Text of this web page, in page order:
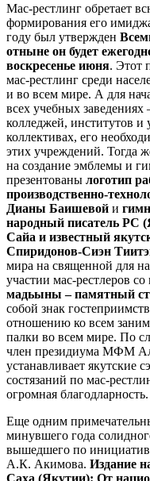
Мас-рестлинг обретает
формирования его
году был утвержден
отныне он будет
воскресенье июня. Этот
мас-рестлинг среди
и во всем мире. А для
всех учебных заведениях
колледжей, институтов и
коллективах, его
этих учреждений. Тогда
на создание эмблемы и
презентованы логотип
производственно-
Дианы Баишевой и
народный писатель РС
Сайа и известный
Спиридонов-Сиэн
мира на священной для
участии мас-рестлеров
мадьыны – памятный
собой знак
отношению ко всем
палки во всем мире. По
член президиума МФМ
устанавливает якутские
состязаний по мас-
огромная благодларность.
Еще одним
минувшего года
вышедшего по
А.К. Акимова. Издание
Саха (Якутии): От